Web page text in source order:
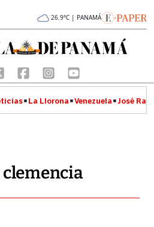
26.9°C | PANAMÁ
La Llorona Venezuela José